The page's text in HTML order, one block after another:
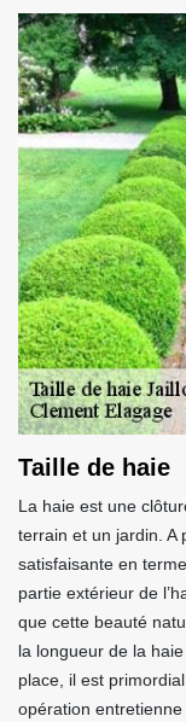
Taille de haie
La haie est une
terrain et un jardin. A
satisfaisante en
partie extérieur de
que cette beauté
la longueur de la
place, il est
opération